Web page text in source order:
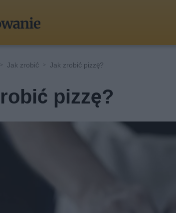
Jak zrobić Jak zrobić pizzę?
pizzę?